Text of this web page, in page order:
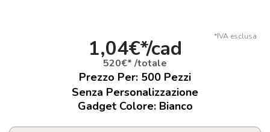
*IVA esclusa
1,04€*/cad
520€* /totale
Prezzo Per: 500 Pezzi
Senza Personalizzazione
Gadget Colore: Bianco